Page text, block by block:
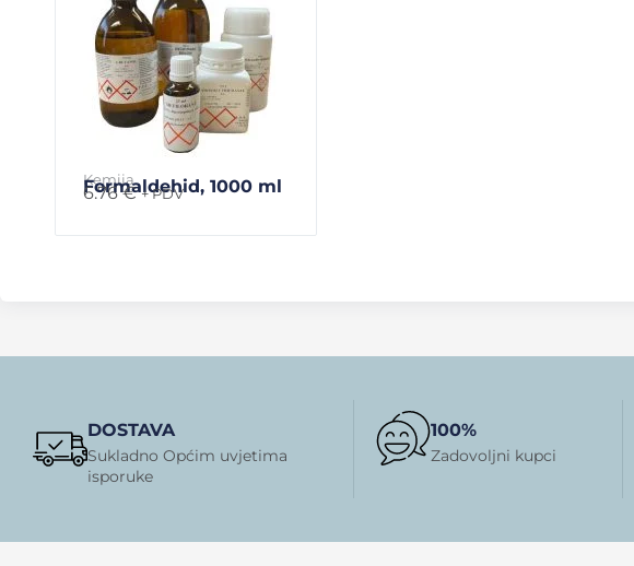
Kemija
Formaldehid, 1000 ml
6.76€ + PDV
DOSTAVA
Sukladno Općim uvjetima
isporuke
100%
Zadovoljni kupci